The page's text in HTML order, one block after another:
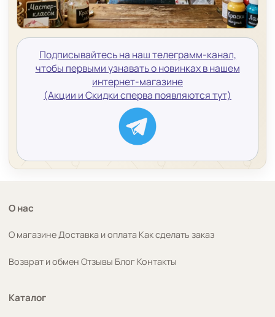
Подписывайтесь на наш телеграмм-канал,
чтобы первыми узнавать о новинках в нашем
интернет-магазине
(Акции и Скидки сперва появляются тут)
О нас
О магазине Доставка и оплата Как сделать заказ
Возврат и обмен Отзывы Блог Контакты
Каталог